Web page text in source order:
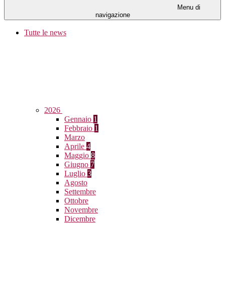
Menu di
navigazione
Tutte le news
2026
Gennaio 1
Febbraio 1
Marzo
Aprile 4
Maggio 8
Giugno 7
Luglio 3
Agosto
Settembre
Ottobre
Novembre
Dicembre